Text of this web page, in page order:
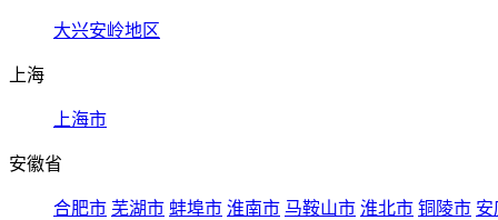
大兴安岭地区
上海
上海市
安徽省
合肥市 芜湖市 蚌埠市 淮南市 马鞍山市 淮北市 铜陵市 安